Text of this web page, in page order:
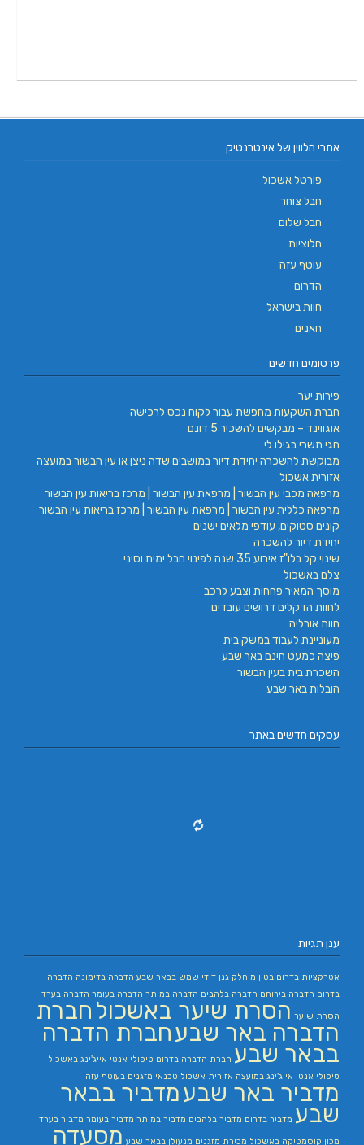
אתרי הלווין של אינטרנטיק
פורטל אשכול
חבל צוחר
חבל שלום
חלוציות
עוטף עזה
הדרום
חוות בישראל
חאנים
פרסומים חדשים
פירות יער
חברת השקעות מחפשת עבור לקוח נכס לרכישה
אוגווינד – מבקשים להשכיר 5 דונם
חגי תשרי בגילו לי
מבוקשת להשכרה יחידת דיור במושבים שדה ניצן או עין הבשור במועצה
אזורית אשכול
מרפאה מכבי עין הבשור | מרפאת עין הבשור | מרכז בריאות עין הבשור
מרפאה כללית עין הבשור | מרפאת עין הבשור | מרכז בריאות עין הבשור
קונים סטוקים, עודפי מלאים ישנים
יחידת דיור להשכרה
שינוי קל בלו"ז אירוע 35 שנה לפינוי חבל ימית וסיני
צלם באשכול
מוסך המאיר פחחות וצבע לרכב
לחוות הדקלים דרושים עובדים
חוות אורליה
מעוניינת לעבוד במשק בית
פיצה כמעט חינם באר שבע
השכרת בית בעין הבשור
הובלות באר שבע
עסקים חדשים באתר
ענן תגיות
אטרקציות בדרום בטון מוחלק גנן דודי שמש בבאר שבע הדברה בדימונה הדברה
בדרום הדברה בירוחם הדברה בלהבים הדברה במיתר הדברה בעומר הדברה בערד
הסרת שיער הסרת שיער באשכול חברת
הדברה באר שבעחברת הדברה
בבאר שבע חברת הדברה בדרום טיפולי אנטי אייג'ינג באשכול
טיפולי אנטי אייג'ינג במועצה אזורית אשכול טכנאי מזגנים בעוטף עזה
מדביר באר שבעמדביר בבאר
שבע מדביר בדרום מדביר בלהבים מדביר במיתר מדביר בעומר מדביר בערד
מכון קוסמטיקה באשכול מכירת מזגנים מנעולן בבאר שבע מסעדה